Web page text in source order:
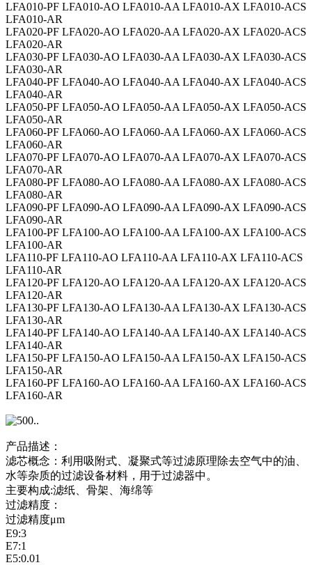
LFA010-PF LFA010-AO LFA010-AA LFA010-AX LFA010-ACS
LFA010-AR
LFA020-PF LFA020-AO LFA020-AA LFA020-AX LFA020-ACS
LFA020-AR
LFA030-PF LFA030-AO LFA030-AA LFA030-AX LFA030-ACS
LFA030-AR
LFA040-PF LFA040-AO LFA040-AA LFA040-AX LFA040-ACS
LFA040-AR
LFA050-PF LFA050-AO LFA050-AA LFA050-AX LFA050-ACS
LFA050-AR
LFA060-PF LFA060-AO LFA060-AA LFA060-AX LFA060-ACS
LFA060-AR
LFA070-PF LFA070-AO LFA070-AA LFA070-AX LFA070-ACS
LFA070-AR
LFA080-PF LFA080-AO LFA080-AA LFA080-AX LFA080-ACS
LFA080-AR
LFA090-PF LFA090-AO LFA090-AA LFA090-AX LFA090-ACS
LFA090-AR
LFA100-PF LFA100-AO LFA100-AA LFA100-AX LFA100-ACS
LFA100-AR
LFA110-PF LFA110-AO LFA110-AA LFA110-AX LFA110-ACS
LFA110-AR
LFA120-PF LFA120-AO LFA120-AA LFA120-AX LFA120-ACS
LFA120-AR
LFA130-PF LFA130-AO LFA130-AA LFA130-AX LFA130-ACS
LFA130-AR
LFA140-PF LFA140-AO LFA140-AA LFA140-AX LFA140-ACS
LFA140-AR
LFA150-PF LFA150-AO LFA150-AA LFA150-AX LFA150-ACS
LFA150-AR
LFA160-PF LFA160-AO LFA160-AA LFA160-AX LFA160-ACS
LFA160-AR
产品描述：
滤芯概念：利用吸附式、凝聚式等过滤原理除去空气中的油、
水等杂质的过滤设备材料，用于过滤器中。
主要构成:滤纸、骨架、海绵等
过滤精度：
过滤精度μm
E9:3
E7:1
E5:0.01